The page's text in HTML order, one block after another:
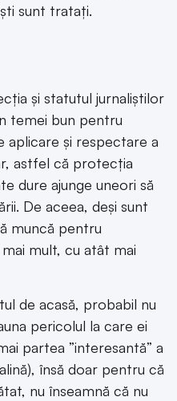
sunt tratați.
și statutul jurnaliștilor
temei bun pentru
aplicare și respectare a
astfel că protecția
dure ajunge uneori să
De aceea, deși sunt
muncă pentru
mult, cu atât mai
de acasă, probabil nu
pericolul la care ei
partea ”interesantă” a
însă doar pentru că
nu înseamnă că nu